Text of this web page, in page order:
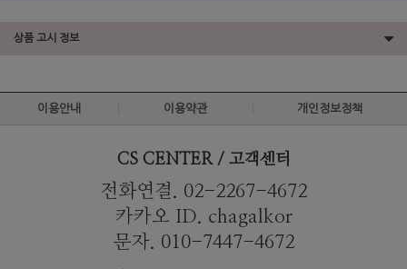
상품 고시 정보
이용안내 이용약관 개인정보정책
CS CENTER / 고객센터
전화연결. 02-2267-4672
카카오 ID. chagalkor
문자. 010-7447-4672